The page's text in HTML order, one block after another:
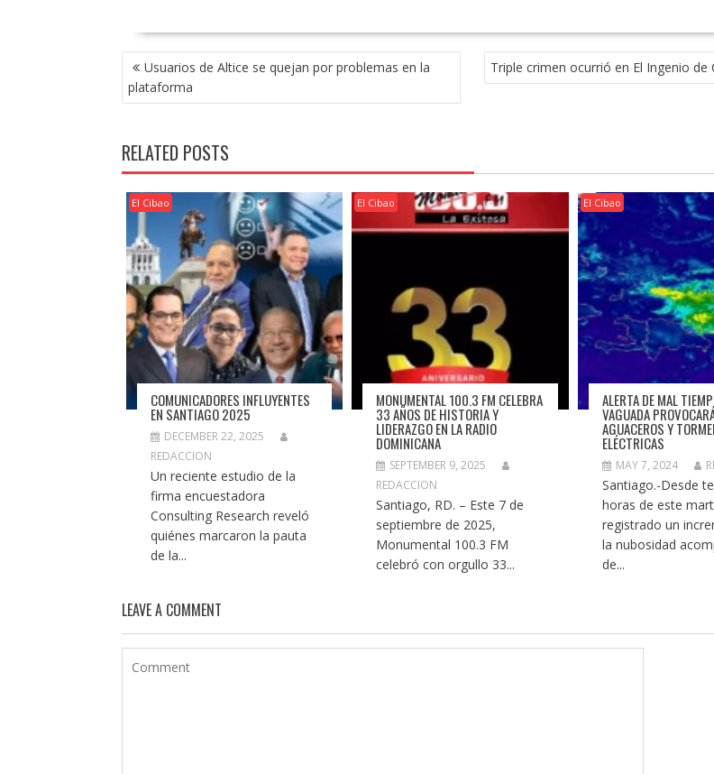
POST
NAVIGATION
Usuarios de Altice se quejan por problemas en la
plataforma
Triple crimen ocurrió en El Ingenio de
RELATED POSTS
El Cibao
COMUNICADORES INFLUYENTES
EN SANTIAGO 2025
DECEMBER 22, 2025
REDACCION
Un reciente estudio de la
firma encuestadora
Consulting Research reveló
quiénes marcaron la pauta
de la...
El Cibao
MONUMENTAL 100.3 FM CELEBRA
33 AÑOS DE HISTORIA Y
LIDERAZGO EN LA RADIO
DOMINICANA
SEPTEMBER 9, 2025
REDACCION
Santiago, RD. – Este 7 de
septiembre de 2025,
Monumental 100.3 FM
celebró con orgullo 33...
El Cibao
ALERTA DE MAL
VAGUADA
AGUACEROS Y
ELÉCTRICAS
MAY 7, 2024
Santiago.-Desde
horas de este
registrado un
la nubosidad
de...
LEAVE A COMMENT